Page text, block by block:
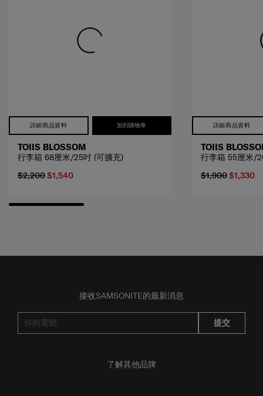
詳細商品資料 加到購物車
TOIIS BLOSSOM
行李箱 68厘米/25吋 (可擴充)
$2,200$1,540
詳細商品資料
TOIIS
行李箱 55厘米/
$1,900$1,330
接收SAMSONITE的最新消息
提交
了解其他品牌